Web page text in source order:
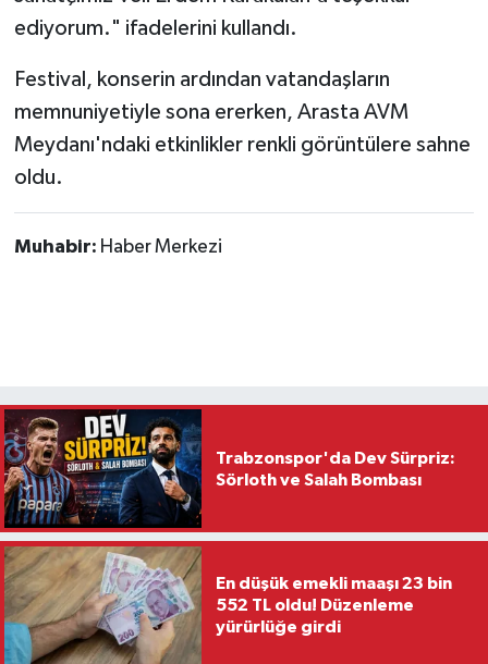
ediyorum." ifadelerini kullandı.
Festival, konserin ardından vatandaşların
memnuniyetiyle sona ererken, Arasta AVM
Meydanı'ndaki etkinlikler renkli görüntülere sahne
oldu.
Muhabir: Haber Merkezi
Trabzonspor'da Dev Sürpriz:
Sörloth ve Salah Bombası
En düşük emekli maaşı 23 bin
552 TL oldu! Düzenleme
yürürlüğe girdi